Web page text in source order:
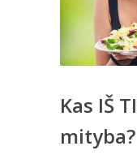
Kas IŠ
mityba?